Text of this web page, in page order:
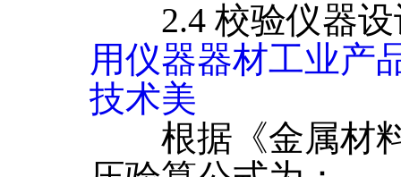
2.4 校验仪器设
用仪器器材工业产
技术美
根据《金属材料